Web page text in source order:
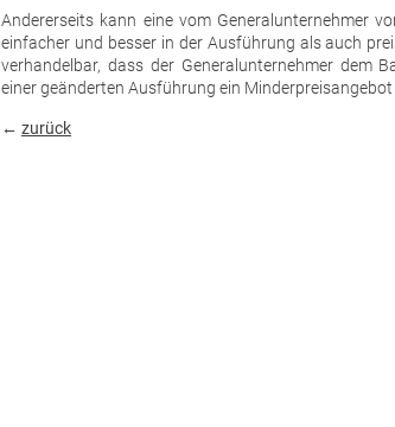
Andererseits kann eine vom Generalunternehmer
einfacher und besser in der Ausführung als auch
verhandelbar, dass der Generalunternehmer dem
einer geänderten Ausführung ein Minderpreisangebot
← zurück